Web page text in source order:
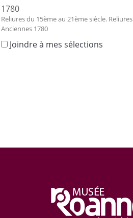
1780
Reliures du 15ème au 21ème siècle. Reliures
Anciennes 1780
Joindre à mes sélections